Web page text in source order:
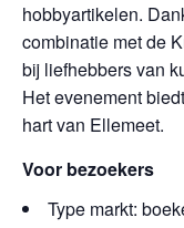
hobbyartikelen.
combinatie met de
bij liefhebbers van
Het evenement
hart van Ellemeet.
Voor bezoekers
Type markt: